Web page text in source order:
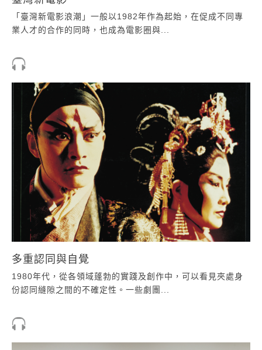
「臺灣新電影浪潮」一般以1982年作為起始，在促成不同專
業人才的合作的同時，也成為電影圈與...
多重認同與自覺
1980年代，從各領域蓬勃的實踐及創作中，可以看見夾處身
份認同縫隙之間的不確定性。一些劇團...